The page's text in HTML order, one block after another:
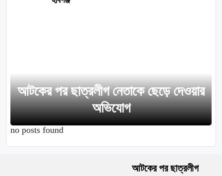
আটকের পর ছাত্রলীগ নেতাকে ছেড়ে দেওয়ার
অভিযোগ
no posts found
আটকের পর ছাত্রলীগ